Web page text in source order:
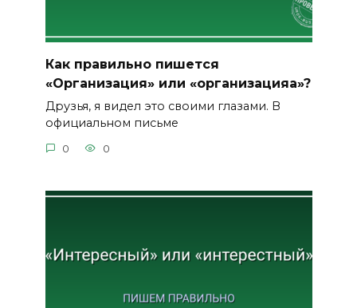
Как правильно пишется
«Организация» или «организацияа»?
Друзья, я видел это своими глазами. В
официальном письме
0 0